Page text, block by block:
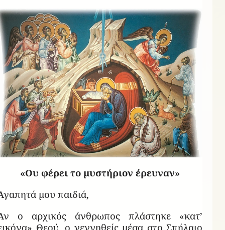
«Ου φέρει το μυστήριον έρευναν»
μου παιδιά,
ο αρχικός άνθρωπος πλάστηκε «κατ’
Θεού, ο γεννηθείς μέσα στο Σπήλαιο